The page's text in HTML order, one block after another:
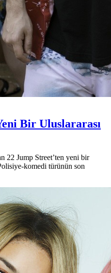
Bir Uluslararası
22 Jump Street’ten yeni bir
komedi türünün son